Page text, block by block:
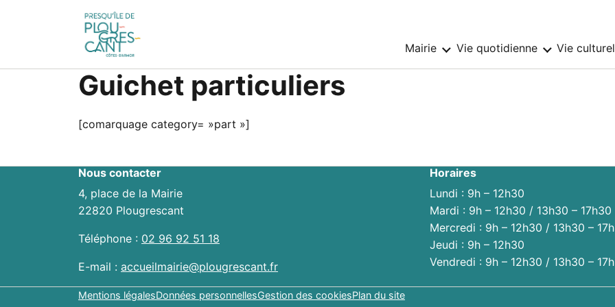
Mairie Sous-
:
Vie quotidienne Sous-
:
Vie
Guichet particuliers
[comarquage category= »part »]
Nous contacter
4, place de la Mairie
22820 Plougrescant
Téléphone : 02 96 92 51 18
E-mail : accueilmairie@plougrescant.fr
Horaires
Lundi : 9h – 12h30
Mardi : 9h – 12h30 / 13h30 – 17h30
Mercredi : 9h – 12h30 / 13h30 –
Jeudi : 9h – 12h30
Vendredi : 9h – 12h30 / 13h30 –
Mentions légalesDonnées personnellesGestion des cookiesPlan du site